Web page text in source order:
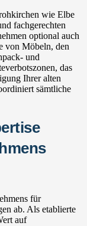
wie Elbe
fachgerechten
optional auch
von Möbeln, den
und
das
Ihrer alten
sämtliche
für
ab. Als etablierte
auf